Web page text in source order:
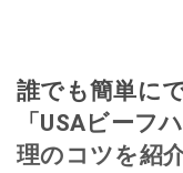
誰でも簡単に
「USAビーフ
理のコツを紹